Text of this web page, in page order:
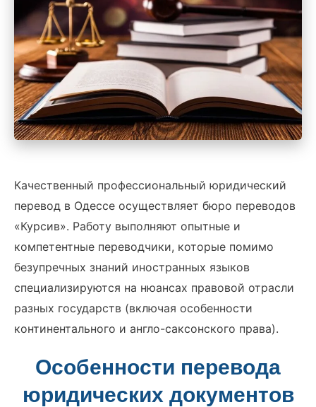
Качественный профессиональный юридический
перевод в Одессе осуществляет бюро переводов
«Курсив». Работу выполняют опытные и
компетентные переводчики, которые помимо
безупречных знаний иностранных языков
специализируются на нюансах правовой отрасли
разных государств (включая особенности
континентального и англо-саксонского права).
Особенности перевода
юридических документов